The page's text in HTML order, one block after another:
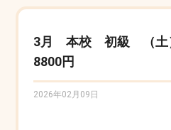
3月 本校 初級 （土
8800円
2026年02月09日